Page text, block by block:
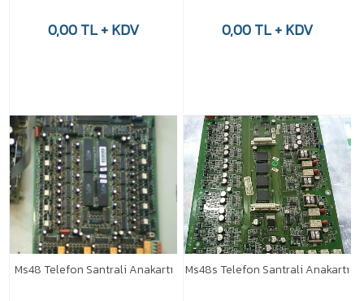
0,00 TL + KDV 0,00 TL + KDV
Ms48 Telefon Santrali Anakartı Ms48s Telefon Santrali Anakartı